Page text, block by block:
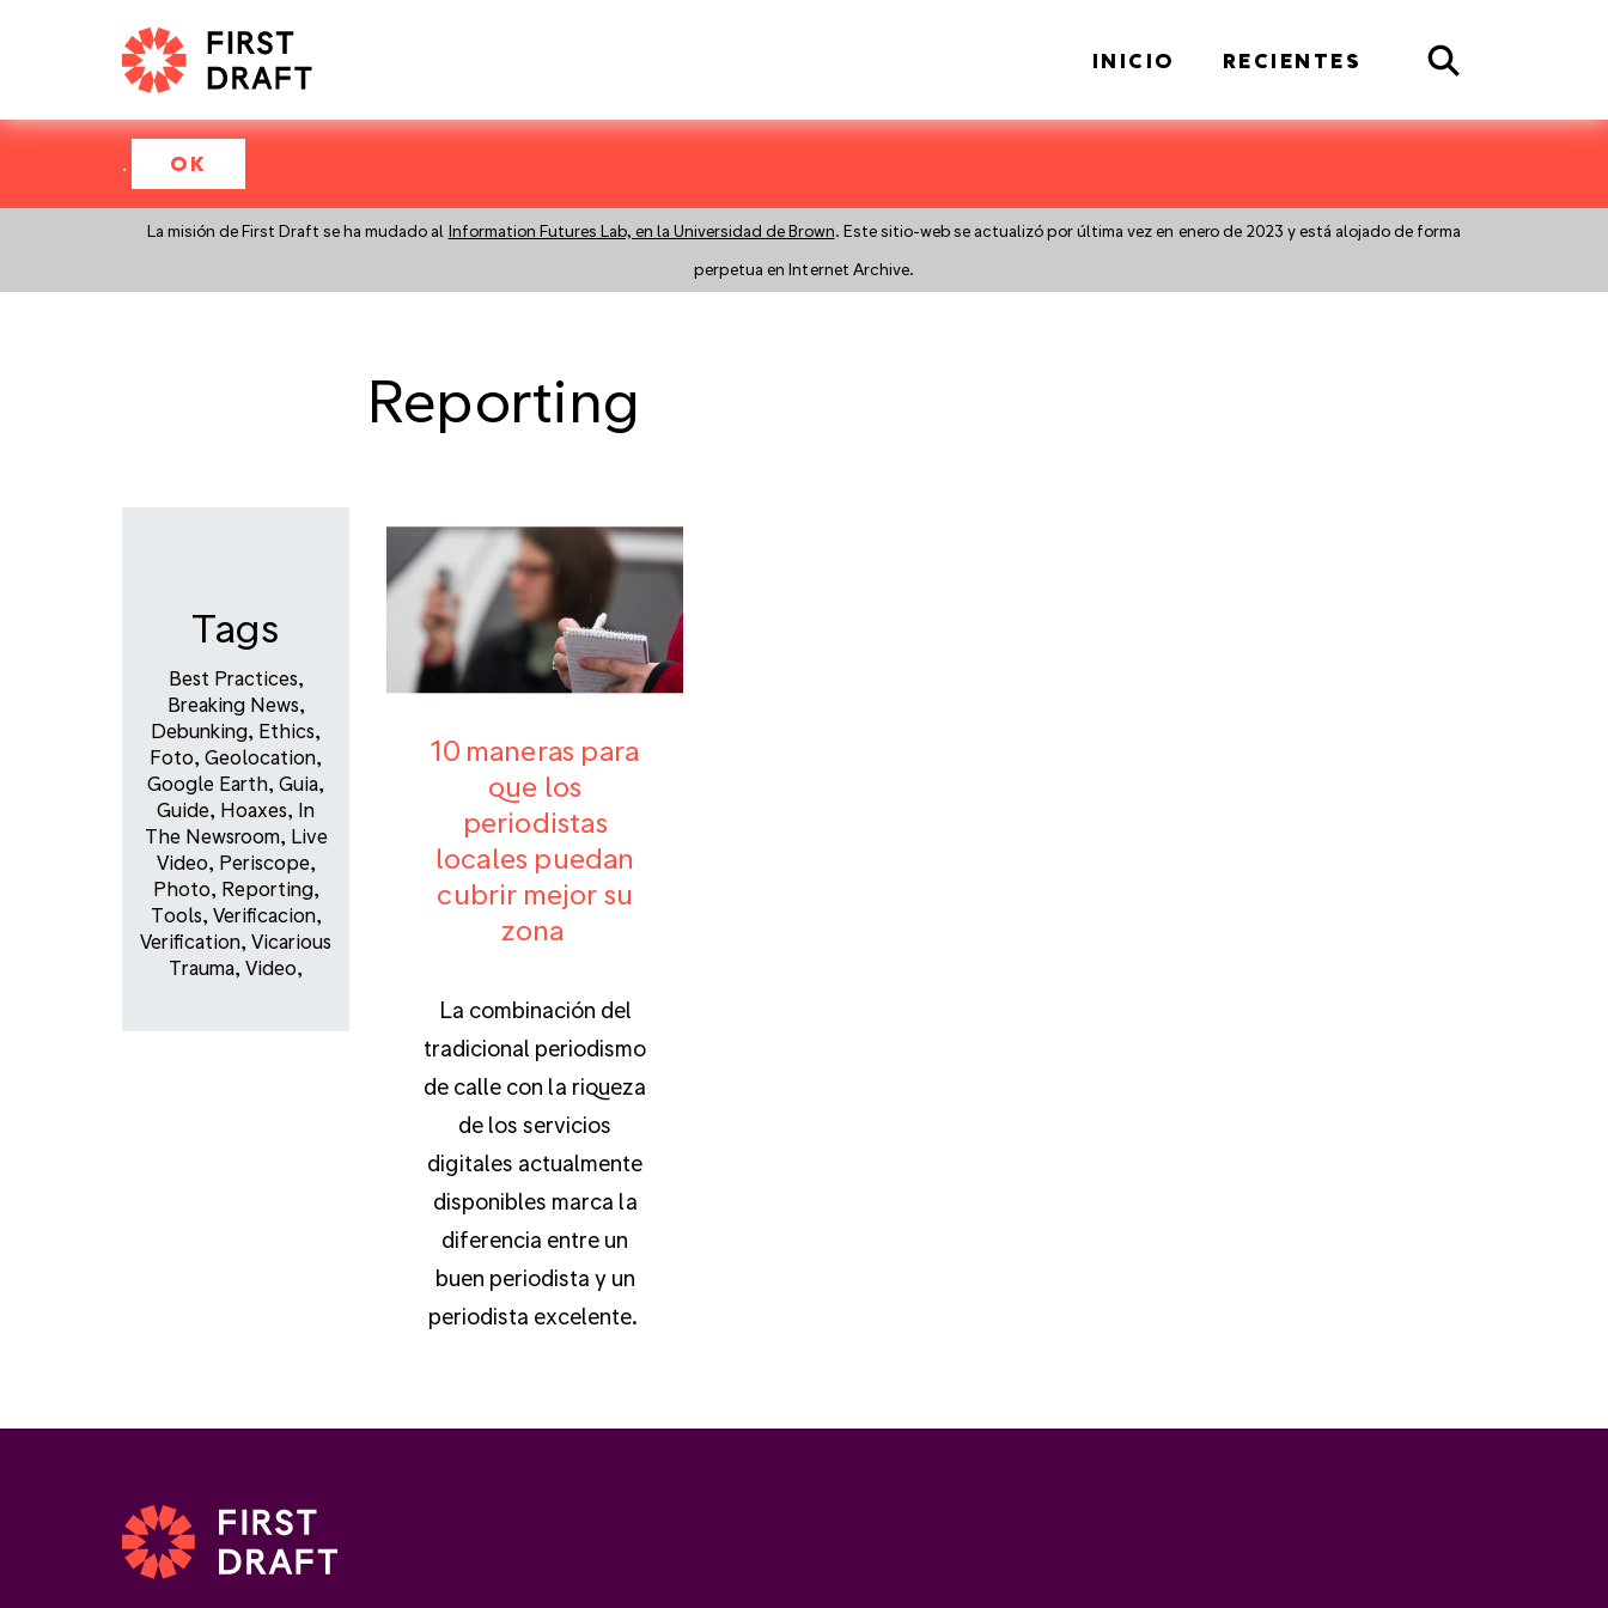
. OK
La misión de First Draft se ha mudado al Information Futures Lab, en la Universidad de Brown. Este sitio-web se actualizó por última vez en enero de 2023 y está alojado de forma
perpetua en Internet Archive.
INICIO RECIENTES Search
Reporting
Tags
Best Practices,
Breaking News,
Debunking, Ethics,
Foto, Geolocation,
Google Earth, Guia,
Guide, Hoaxes, In
The Newsroom, Live
Video, Periscope,
Photo, Reporting,
Tools, Verificacion,
Verification, Vicarious
Trauma, Video,
10 maneras para
que los
periodistas
locales puedan
cubrir mejor su
zona
La combinación del
tradicional periodismo
de calle con la riqueza
de los servicios
digitales actualmente
disponibles marca la
diferencia entre un
buen periodista y un
periodista excelente.